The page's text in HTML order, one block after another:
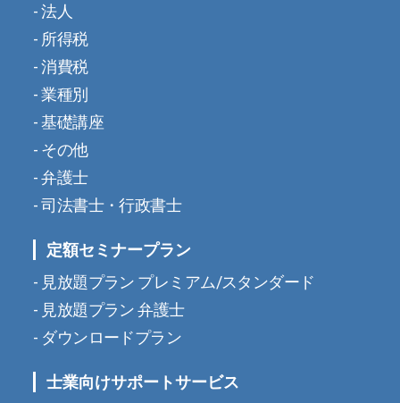
法人
所得税
消費税
業種別
基礎講座
その他
弁護士
司法書士・行政書士
定額セミナープラン
見放題プラン プレミアム/スタンダード
見放題プラン 弁護士
ダウンロードプラン
士業向けサポートサービス